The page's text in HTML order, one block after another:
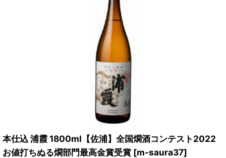
本仕込 浦霞 1800ml【佐浦】全国燗酒コンテスト2022
お値打ちぬる燗部門最高金賞受賞 [m-saura37]